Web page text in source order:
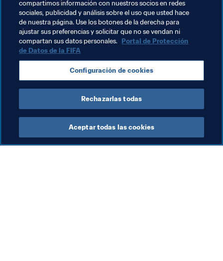
Javier Hernández, Raúl Jiménez
Dónde seguir los partidos
Temas relacionados
México Portugal UEFA Concacaf
compartimos información con nuestros socios en redes
sociales, publicidad y análisis sobre el uso que usted hace
de nuestra página. Use los botones de la derecha para
ajustar sus preferencias y solicitar que no se vendan ni
compartan sus datos personales. Portal de Protección
de Datos de la FIFA
Configuración de cookies
Rechazarlas todas
Aceptar todas las cookies